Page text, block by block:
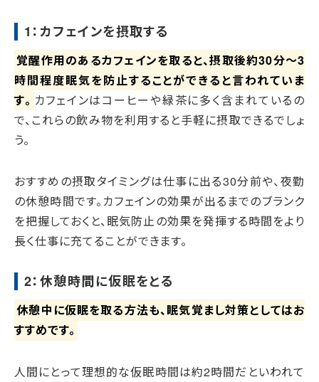
1：カフェインを摂取する
覚醒作用のあるカフェインを取ると、摂取後約30分～3
時間程度眠気を防止することができると言われていま
す。 カフェインはコーヒーや緑茶に多く含まれているの
で、これらの飲み物を利用すると手軽に摂取できるでしょ
う。
おすすめの摂取タイミングは仕事に出る30分前や、夜勤
の休憩時間です。カフェインの効果が出るまでのブランク
を把握しておくと、眠気防止の効果を発揮する時間をより
長く仕事に充てることができます。
2：休憩時間に仮眠をとる
休憩中に仮眠を取る方法も、眠気覚まし対策としてはお
すすめです。
人間にとって理想的な仮眠時間は約2時間だといわれて